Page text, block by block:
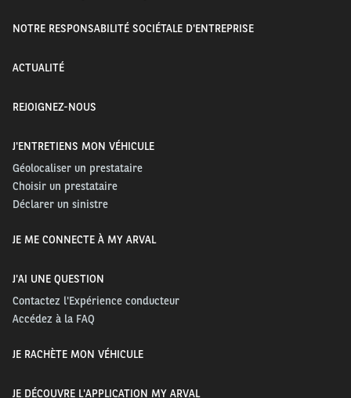
NOTRE RESPONSABILITÉ SOCIÉTALE D'ENTREPRISE
ACTUALITÉ
REJOIGNEZ-NOUS
J'ENTRETIENS MON VÉHICULE
Géolocaliser un prestataire
Choisir un prestataire
Déclarer un sinistre
JE ME CONNECTE À MY ARVAL
J'AI UNE QUESTION
Contactez l'Expérience conducteur
Accédez à la FAQ
JE RACHÈTE MON VÉHICULE
JE DÉCOUVRE L'APPLICATION MY ARVAL